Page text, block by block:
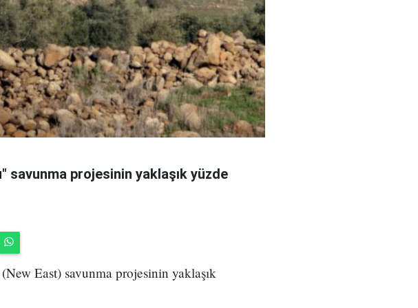
savunma projesinin yaklaşık yüzde
East) savunma projesinin yaklaşık